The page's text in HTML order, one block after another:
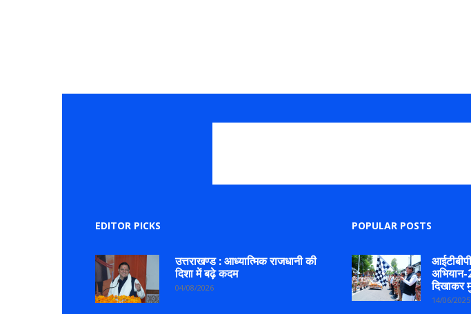
EDITOR PICKS
उत्तराखण्ड : आध्यात्मिक राजधानी की
दिशा में बढ़े कदम
04/08/2026
POPULAR POSTS
दिखाकर
14/06/2025